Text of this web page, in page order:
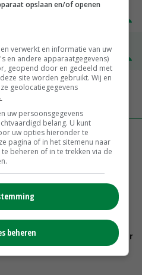
€ 345,00 € 20,00
A-ware en Amalthea gaat
balans’
vraag naar geitenzuivel blijft
in Europese top
krimpt, pluimveesector
opslaan en/of openen
verwerkt en informatie van uw
en andere apparaatgegevens)
geopend door en gedeeld met
site worden gebruikt. Wij en
geolocatiegegevens
uw persoonsgegevens
belang. U kunt
uw opties hieronder te
pagina of in het sitemenu naar
beheren of in te trekken via de
beheren